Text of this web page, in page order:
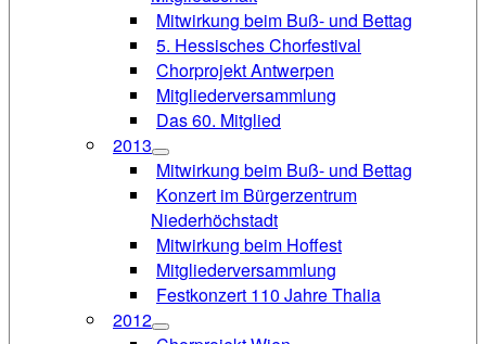
Mitwirkung beim Buß- und Bettag
5. Hessisches Chorfestival
Chorprojekt Antwerpen
Mitgliederversammlung
Das 60. Mitglied
2013
Mitwirkung beim Buß- und Bettag
Konzert im Bürgerzentrum
Niederhöchstadt
Mitwirkung beim Hoffest
Mitgliederversammlung
Festkonzert 110 Jahre Thalia
2012